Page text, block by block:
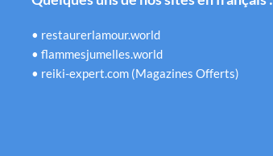
• restaurerlamour.world
• flammesjumelles.world
• reiki-expert.com (Magazines Offerts)